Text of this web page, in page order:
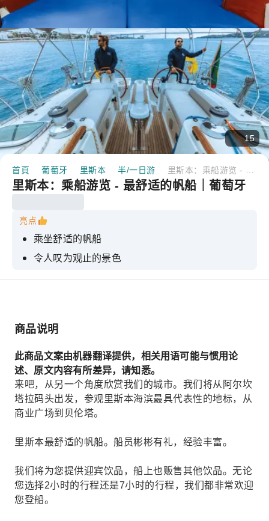
15
首頁 葡萄牙 里斯本 半/一日游
里斯本：乘船游览 - 最舒适的帆船｜葡萄牙
亮点
乘坐舒适的帆船
令人叹为观止的景色
非常适合轻松游览
商品说明
此商品文案由机器翻译提供，相关用语可能与惯用论
述、原文内容有所差异，请知悉。
来吧，从另一个角度欣赏我们的城市。我们将从阿尔坎
塔拉码头出发，参观里斯本海滨最具代表性的地标，从
商业广场到贝伦塔。
里斯本最舒适的帆船。船员彬彬有礼，经验丰富。
我们将为您提供迎宾饮品，船上也贩售其他饮品。无论
您选择2小时的行程还是7小时的行程，我们都非常欢迎
您登船。